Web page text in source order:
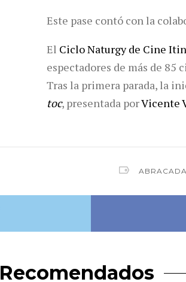
Este pase contó con la
El Ciclo Naturgy de Cine
espectadores de más de 85
Tras la primera parada, la
toc, presentada porVicente
Recomendados